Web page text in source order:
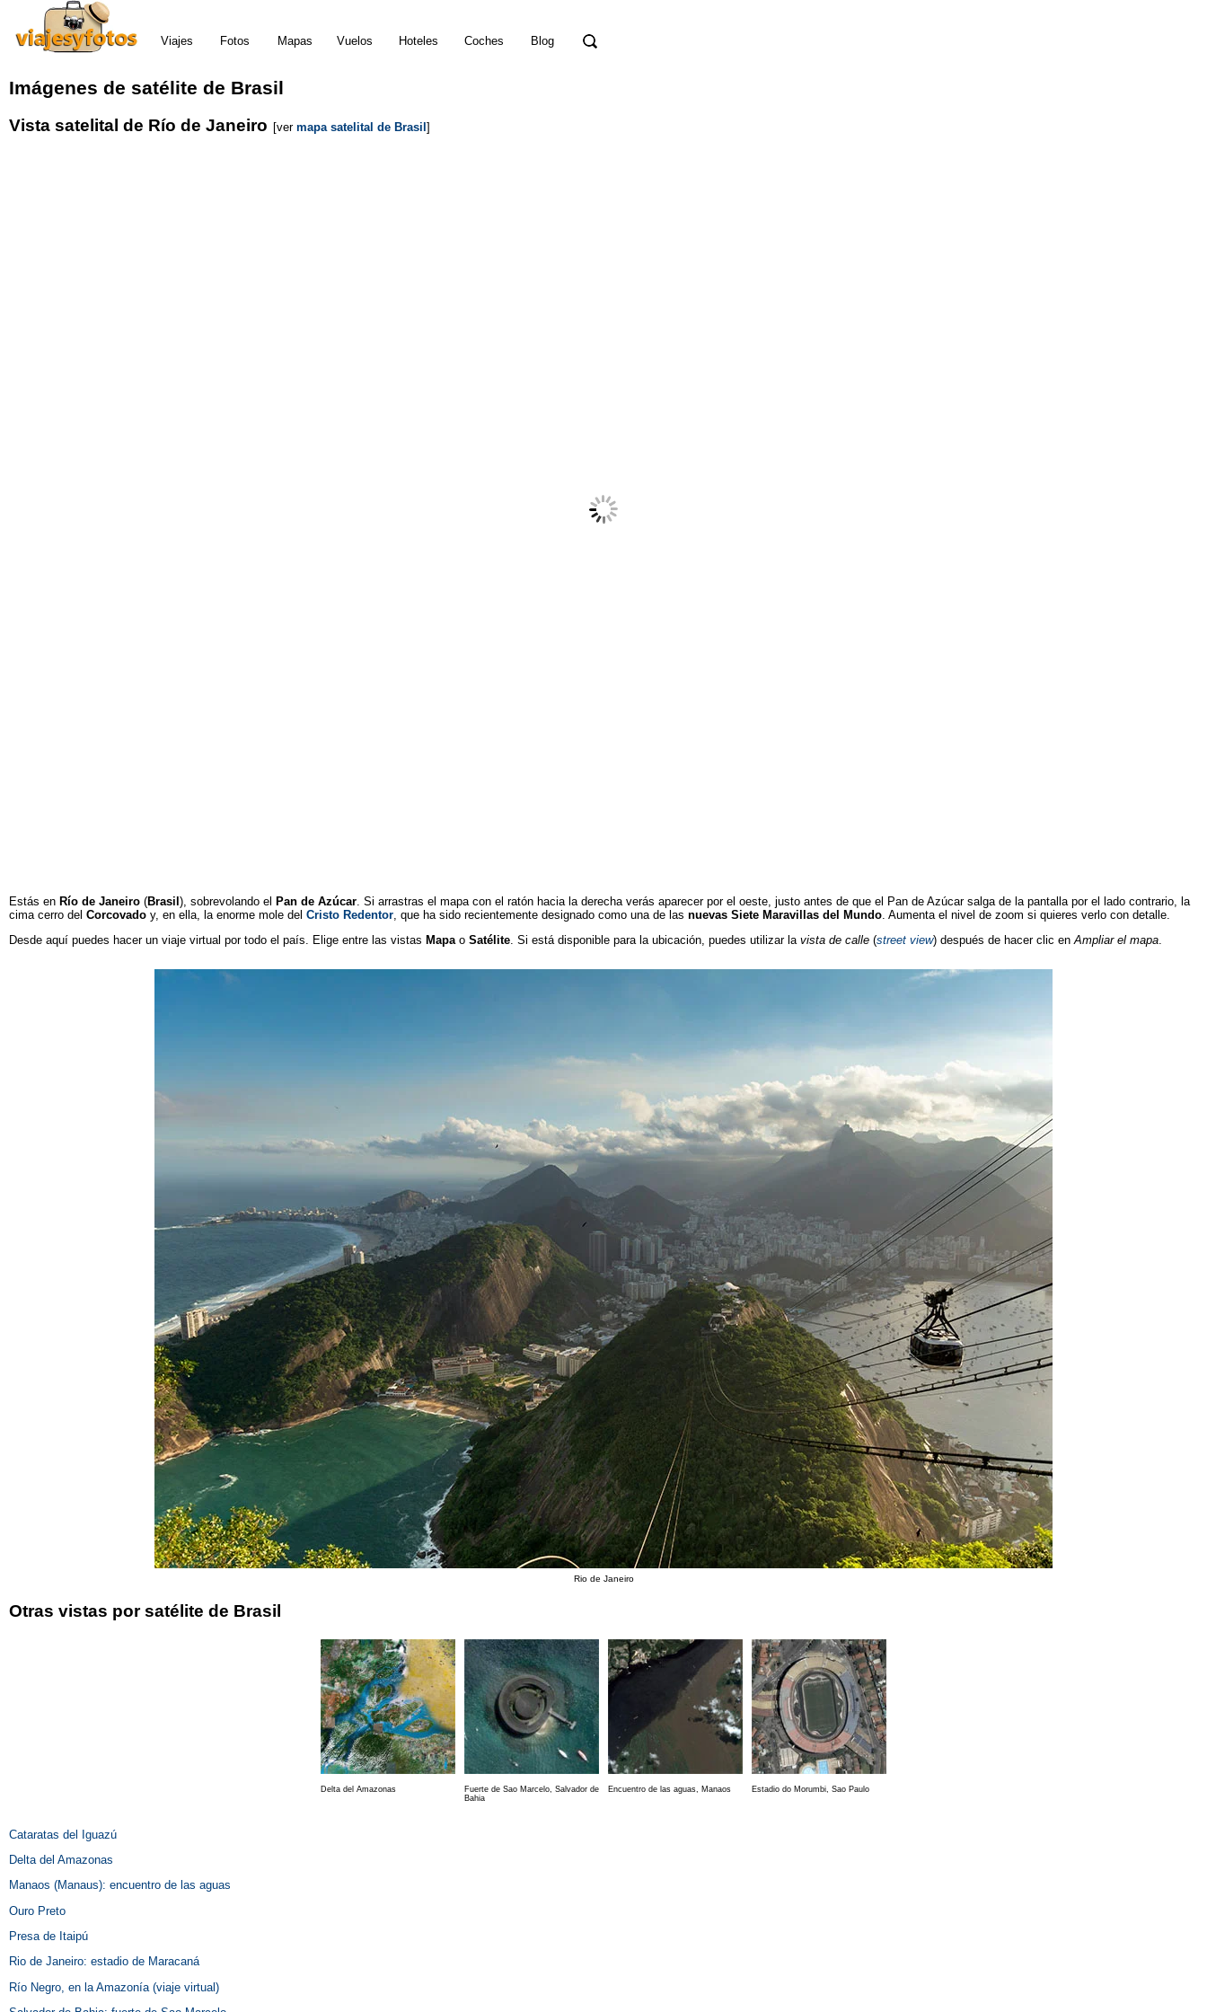
Viajes Fotos Mapas Vuelos Hoteles Coches Blog
Imágenes de satélite de Brasil
Vista satelital de Río de Janeiro [ver mapa satelital de Brasil ]
Estás en Río de Janeiro (Brasil ), sobrevolando el Pan de Azúcar . Si arrastras el mapa con el ratón hacia la derecha verás aparecer por el oeste, justo antes de que el Pan de Azúcar salga de la pantalla por el lado contrario, la
cima cerro del Corcovado y, en ella, la enorme mole del Cristo Redentor , que ha sido recientemente designado como una de las nuevas Siete Maravillas del Mundo . Aumenta el nivel de zoom si quieres verlo con detalle.
Desde aquí puedes hacer un viaje virtual por todo el país. Elige entre las vistas Mapao Satélite. Si está disponible para la ubicación, puedes utilizar la vista de calle (street view) después de hacer clic enAmpliar el mapa.
Rio de Janeiro
Otras vistas por satélite de Brasil
Delta del Amazonas
Fuerte de Sao Marcelo, Salvador de
Bahia
Encuentro de las aguas, Manaos Estadio do Morumbi, Sao Paulo
Cataratas del Iguazú
Delta del Amazonas
Manaos (Manaus): encuentro de las aguas
Ouro Preto
Presa de Itaipú
Rio de Janeiro: estadio de Maracaná
Río Negro, en la Amazonía (viaje virtual)